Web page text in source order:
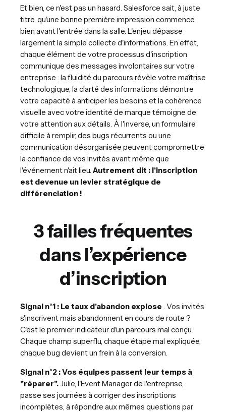
Et bien, ce n'est pas un hasard. Salesforce sait, à juste
titre, qu'une bonne première impression commence
bien avant l'entrée dans la salle. L'enjeu dépasse
largement la simple collecte d'informations. En effet,
chaque élément de votre processus d'inscription
communique des messages involontaires sur votre
entreprise : la fluidité du parcours révèle votre maîtrise
technologique, la clarté des informations démontre
votre capacité à anticiper les besoins et la cohérence
visuelle avec votre identité de marque témoigne de
votre attention aux détails. À l'inverse, un formulaire
difficile à remplir, des bugs récurrents ou une
communication désorganisée peuvent compromettre
la confiance de vos invités avant même que
l'événement n'ait lieu. Autrement dit : l'inscription
est devenue un levier stratégique de
différenciation !
3 failles fréquentes
dans l’expérience
d’inscription
Signal n°1 : Le taux d'abandon explose . Vos invités
s'inscrivent mais abandonnent en cours de route ?
C'est le premier indicateur d'un parcours mal conçu.
Chaque champ superflu, chaque étape mal expliquée,
chaque bug devient un frein à la conversion.
Signal n°2 : Vos équipes passent leur temps à
"réparer". Julie, l'Event Manager de l'entreprise,
passe ses journées à corriger des inscriptions
incomplètes, à répondre aux mêmes questions par